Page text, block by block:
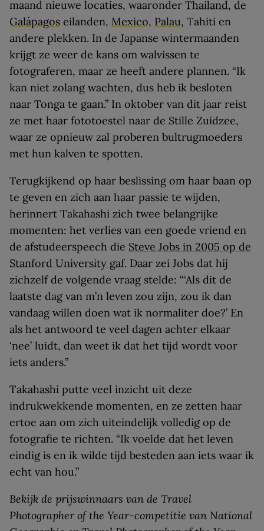
maand nieuwe locaties, waaronder Thailand, de
Galápagos eilanden, Mexico, Palau, Tahiti en
andere plekken. In de Japanse wintermaanden
krijgt ze weer de kans om walvissen te
fotograferen, maar ze heeft andere plannen. “Ik
kan niet zolang wachten, dus heb ik besloten
naar Tonga te gaan.” In oktober van dit jaar reist
ze met haar fototoestel naar de Stille Zuidzee,
waar ze opnieuw zal proberen bultrugmoeders
met hun kalven te spotten.
Terugkijkend op haar beslissing om haar baan op
te geven en zich aan haar passie te wijden,
herinnert Takahashi zich twee belangrijke
momenten: het verlies van een goede vriend en
de afstudeerspeech die Steve Jobs in 2005 op de
Stanford University gaf. Daar zei Jobs dat hij
zichzelf de volgende vraag stelde: “‘Als dit de
laatste dag van m’n leven zou zijn, zou ik dan
vandaag willen doen wat ik normaliter doe?’ En
als het antwoord te veel dagen achter elkaar
‘nee’ luidt, dan weet ik dat het tijd wordt voor
iets anders.”
Takahashi putte veel inzicht uit deze
indrukwekkende momenten, en ze zetten haar
ertoe aan om zich uiteindelijk volledig op de
fotografie te richten. “Ik voelde dat het leven
eindig is en ik wilde tijd besteden aan iets waar ik
echt van hou.”
Bekijk de prijswinnaars van de Travel
Photographer of the Year-competitie van National